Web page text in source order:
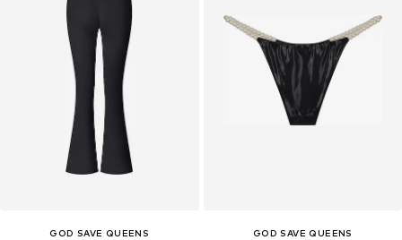
GOD SAVE QUEENS GOD SAVE QUEENS